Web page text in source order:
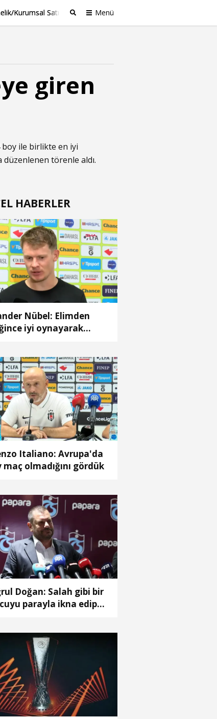
Kurumsal Satış Menü
giren
boy ile birlikte en iyi
törenle aldı.
HABERLER
Nübel: Elimden
iyi oynayarak
Italiano: Avrupa'da
olmadığını gördük
Doğan: Salah gibi bir
parayla ikna edip